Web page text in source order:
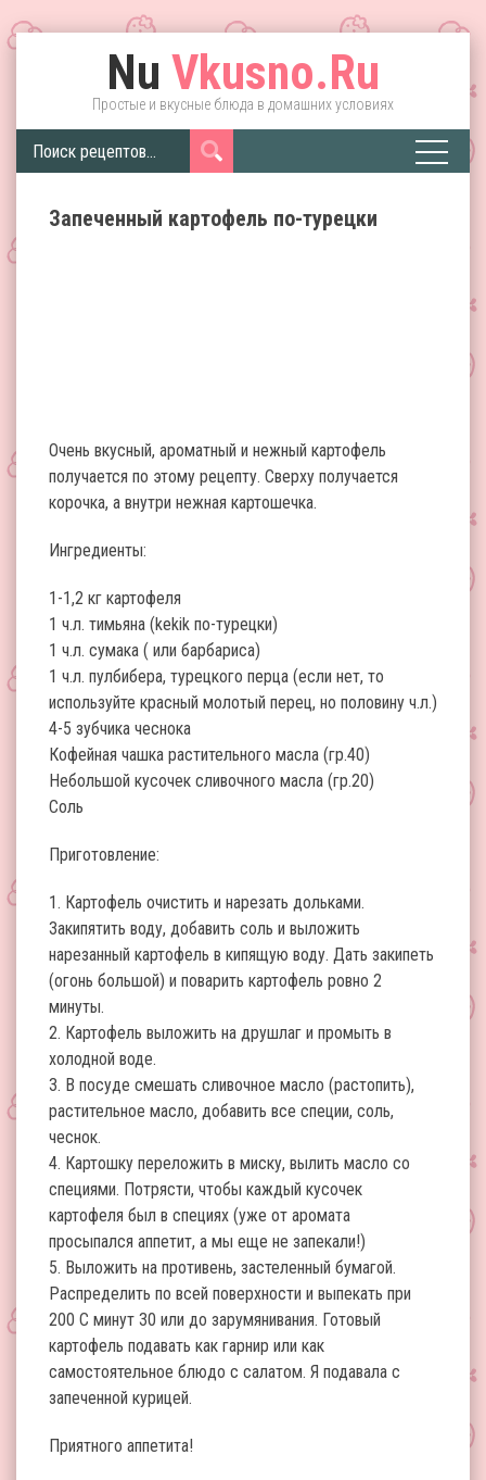
Nu Vkusno.Ru
Простые и вкусные блюда в домашних условиях
Запеченный картофель по-турецки
Очень вкусный, ароматный и нежный картофель
получается по этому рецепту. Сверху получается
корочка, а внутри нежная картошечка.
Ингредиенты:
1-1,2 кг картофеля
1 ч.л. тимьяна (kekik по-турецки)
1 ч.л. сумака ( или барбариса)
1 ч.л. пулбибера, турецкого перца (если нет, то
используйте красный молотый перец, но половину ч.л.)
4-5 зубчика чеснока
Кофейная чашка растительного масла (гр.40)
Небольшой кусочек сливочного масла (гр.20)
Соль
Приготовление:
1. Картофель очистить и нарезать дольками.
Закипятить воду, добавить соль и выложить
нарезанный картофель в кипящую воду. Дать закипеть
(огонь большой) и поварить картофель ровно 2
минуты.
2. Картофель выложить на друшлаг и промыть в
холодной воде.
3. В посуде смешать сливочное масло (растопить),
растительное масло, добавить все специи, соль,
чеснок.
4. Картошку переложить в миску, вылить масло со
специями. Потрясти, чтобы каждый кусочек
картофеля был в специях (уже от аромата
просыпался аппетит, а мы еще не запекали!)
5. Выложить на противень, застеленный бумагой.
Распределить по всей поверхности и выпекать при
200 С минут 30 или до зарумянивания. Готовый
картофель подавать как гарнир или как
самостоятельное блюдо с салатом. Я подавала с
запеченной курицей.
Приятного аппетита!